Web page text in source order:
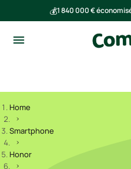
💰1 840 000 €
Home
Smartphone
Honor